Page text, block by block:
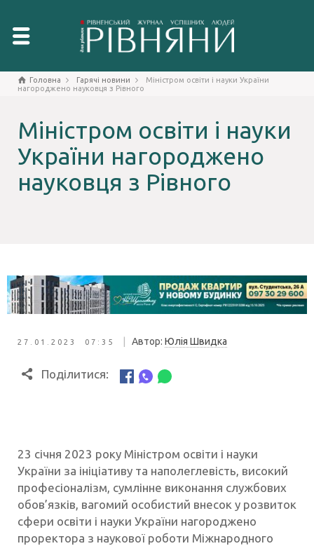
Головна Гарячі новини
Міністром освіти і науки України
нагороджено науковця з Рівного
Міністром освіти і науки
України нагороджено
науковця з Рівного
27.01.2023 07:35 Автор: Юлія Швидка
Поділитися:
23 січня 2023 року Міністром освіти і науки
України за ініціативу та наполеглевість, високий
професіоналізм, сумлінне виконання службових
обов’язків, вагомий особистий внесок у розвиток
сфери освіти і науки України нагороджено
проректора з наукової роботи Міжнародного